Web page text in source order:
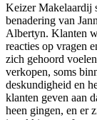
Keizer Makelaardij
benadering van
Albertyn. Klanten
reacties op vragen
zich gehoord
verkopen, soms
deskundigheid en
klanten geven aan
heen gingen, en er